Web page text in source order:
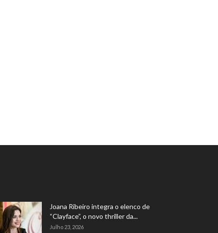
Joana Ribeiro integra o elenco de
“Clayface”, o novo thriller da...
Julho 23, 2026